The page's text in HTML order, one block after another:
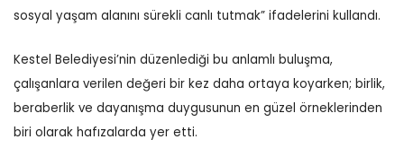
sosyal yaşam alanını sürekli canlı tutmak” ifadelerini kullandı.
Kestel Belediyesi’nin düzenlediği bu anlamlı buluşma,
çalışanlara verilen değeri bir kez daha ortaya koyarken; birlik,
beraberlik ve dayanışma duygusunun en güzel örneklerinden
biri olarak hafızalarda yer etti.